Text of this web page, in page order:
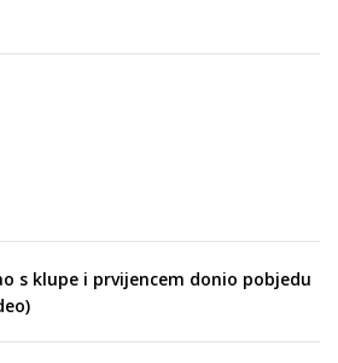
s klupe i prvijencem donio pobjedu